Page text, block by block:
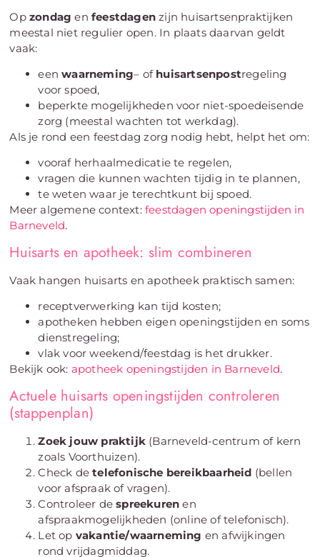
Opzondag enfeestdagen zijn huisartsenpraktijken
meestal niet regulier open. In plaats daarvan geldt
vaak:
eenwaarneming– of huisartsenpostregeling
voor spoed,
beperkte mogelijkheden voor niet-spoedeisende
zorg (meestal wachten tot werkdag).
Als je rond een feestdag zorg nodig hebt, helpt het om:
vooraf herhaalmedicatie te regelen,
vragen die kunnen wachten tijdig in te plannen,
te weten waar je terechtkunt bij spoed.
Meer algemene context:feestdagen openingstijden in
Barneveld.
Huisarts en apotheek: slim combineren
Vaak hangen huisarts en apotheek praktisch samen:
receptverwerking kan tijd kosten;
apotheken hebben eigen openingstijden en soms
dienstregeling;
vlak voor weekend/feestdag is het drukker.
Bekijk ook: apotheek openingstijden in Barneveld.
Actuele huisarts openingstijden controleren
(stappenplan)
Zoek jouw praktijk (Barneveld-centrum of kern
zoals Voorthuizen).
Check detelefonische bereikbaarheid (bellen
voor afspraak of vragen).
Controleer despreekuren en
afspraakmogelijkheden (online of telefonisch).
Let op vakantie/waarneming en afwijkingen
rond vrijdagmiddag.